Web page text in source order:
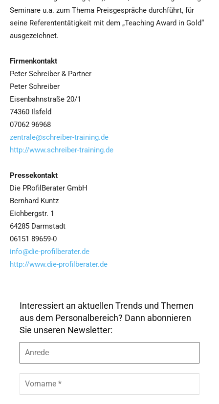
Seminare u.a. zum Thema Preisgespräche durchführt, für
seine Referententätigkeit mit dem „Teaching Award in Gold“
ausgezeichnet.
Firmenkontakt
Peter Schreiber & Partner
Peter Schreiber
Eisenbahnstraße 20/1
74360 Ilsfeld
07062 96968
zentrale@schreiber-training.de
http://www.schreiber-training.de
Pressekontakt
Die PRofilBerater GmbH
Bernhard Kuntz
Eichbergstr. 1
64285 Darmstadt
06151 89659-0
info@die-profilberater.de
http://www.die-profilberater.de
Interessiert an aktuellen Trends und Themen
aus dem Personalbereich? Dann abonnieren
Sie unseren Newsletter:
r
e
e
r